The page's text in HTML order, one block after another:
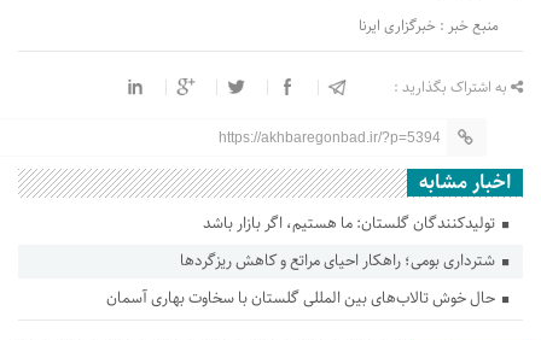
منبع خبر : خبرگزاری ایرنا
به اشتراک بگذارید :
https://akhbaregonbad.ir/?p=5394
اخبار مشابه
تولیدکنندگان گلستان: ما هستیم، اگر بازار باشد
شترداری بومی؛ راهکار احیای مراتع و کاهش ریزگردها
حال خوش تالاب‌های بین المللی گلستان با سخاوت بهاری آسمان